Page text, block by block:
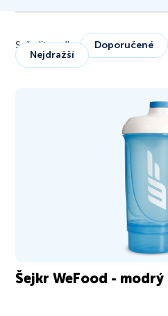
Seřadit podle: Doporučené
Nejdražší
Šejkr WeFood - modrý